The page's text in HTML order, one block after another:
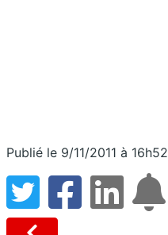
Publié le 9/11/2011 à 16h52